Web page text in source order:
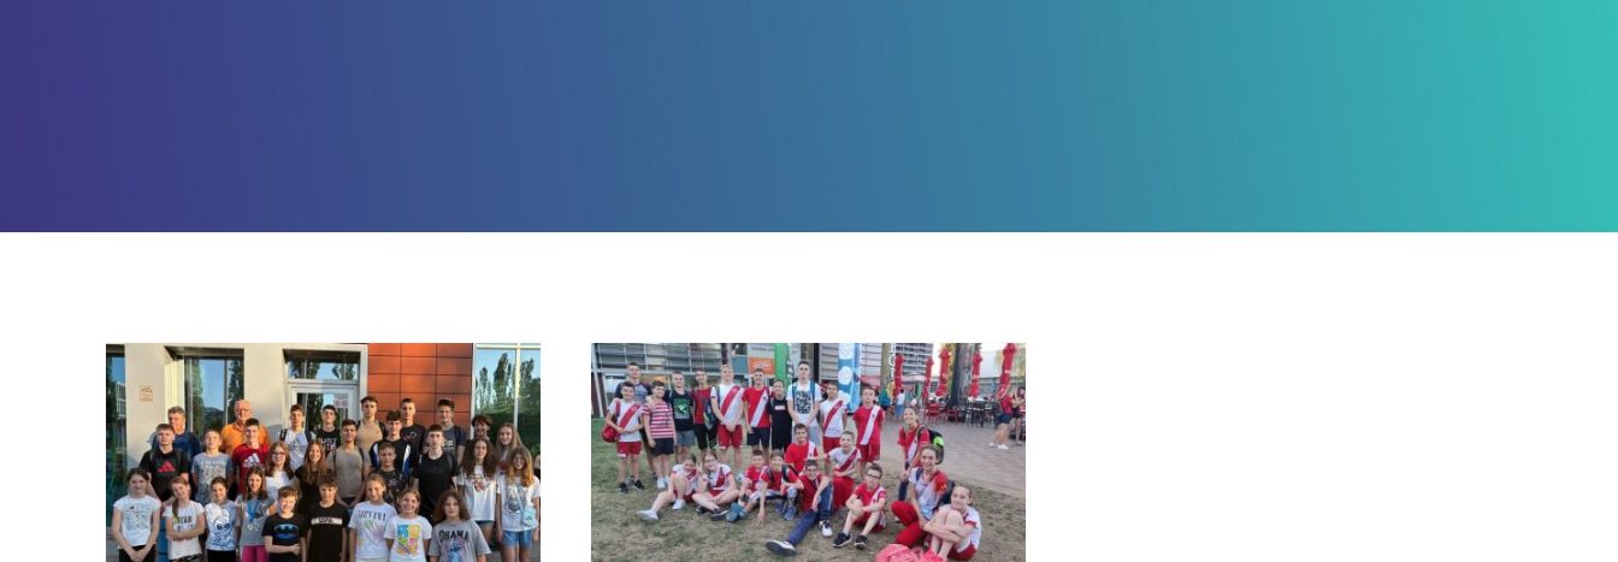
77 medalja, 33 titule
državnih prvaka
44 odličja s Ljetnog
državnog prvenstva